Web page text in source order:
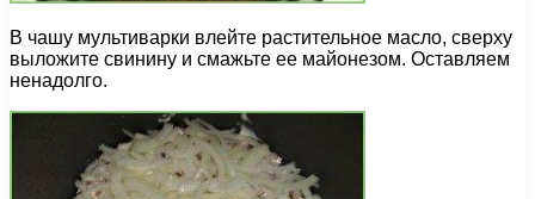
В чашу мультиварки влейте растительное масло, сверху
выложите свинину и смажьте ее майонезом. Оставляем
ненадолго.